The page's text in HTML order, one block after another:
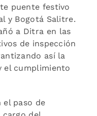
puente festivo
y Bogotá Salitre.
a Ditra en las
de inspección
así la
el cumplimiento
el paso de